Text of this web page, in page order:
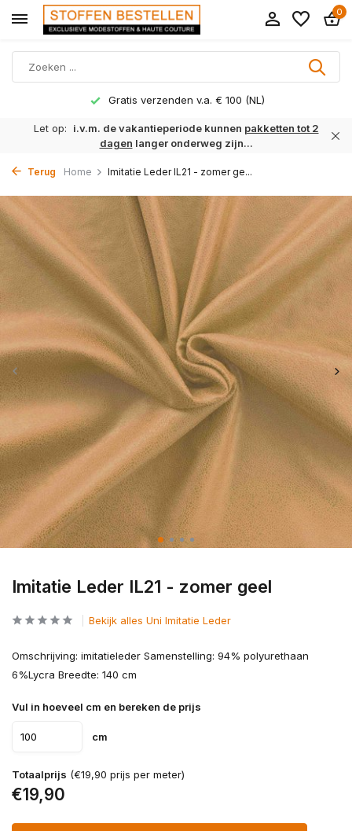
0
Gratis verzenden v.a. € 100 (NL)
Let op: i.v.m. de vakantieperiode kunnen pakketten tot 2
dagen langer onderweg zijn...
Terug Home Imitatie Leder IL21 - zomer ge...
Imitatie Leder IL21 - zomer geel
Bekijk alles Uni Imitatie Leder
Omschrijving: imitatieleder Samenstelling: 94% polyurethaan
6%Lycra Breedte: 140 cm
Vul in hoeveel cm en bereken de prijs
cm
Totaalprijs (€19,90 prijs per meter)
€19,90